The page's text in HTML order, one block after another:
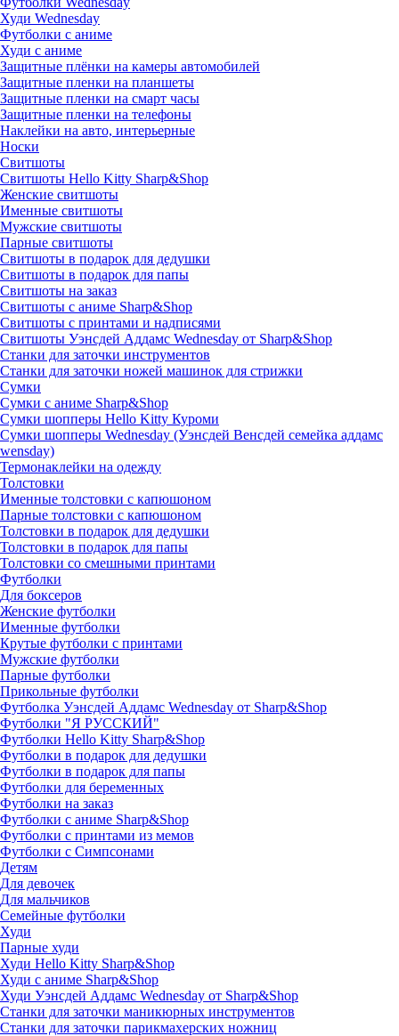
Худи Wednesday
Футболки с аниме
Худи с аниме
Защитные плёнки на камеры автомобилей
Защитные пленки на планшеты
Защитные пленки на смарт часы
Защитные пленки на телефоны
Наклейки на авто, интерьерные
Носки
Свитшоты
Cвитшоты Hello Kitty Sharp&Shop
Женские свитшоты
Именные свитшоты
Мужские свитшоты
Парные свитшоты
Свитшоты в подарок для дедушки
Свитшоты в подарок для папы
Свитшоты на заказ
Свитшоты с аниме Sharp&Shop
Свитшоты с принтами и надписями
Свитшоты Уэнсдей Аддамс Wednesday от Sharp&Shop
Станки для заточки инструментов
Станки для заточки ножей машинок для стрижки
Сумки
Сумки с аниме Sharp&Shop
Сумки шопперы Hello Kitty Куроми
Сумки шопперы Wednesday (Уэнсдей Венсдей семейка аддамс
wensday)
Термонаклейки на одежду
Толстовки
Именные толстовки с капюшоном
Парные толстовки с капюшоном
Толстовки в подарок для дедушки
Толстовки в подарок для папы
Толстовки со смешными принтами
Футболки
Для боксеров
Женские футболки
Именные футболки
Крутые футболки с принтами
Мужские футболки
Парные футболки
Прикольные футболки
Футболка Уэнсдей Аддамс Wednesday от Sharp&Shop
Футболки "Я РУССКИЙ"
Футболки Hello Kitty Sharp&Shop
Футболки в подарок для дедушки
Футболки в подарок для папы
Футболки для беременных
Футболки на заказ
Футболки с аниме Sharp&Shop
Футболки с принтами из мемов
Футболки с Симпсонами
Детям
Для девочек
Для мальчиков
Семейные футболки
Худи
Парные худи
Худи Hello Kitty Sharp&Shop
Худи с аниме Sharp&Shop
Худи Уэнсдей Аддамс Wednesday от Sharp&Shop
Станки для заточки маникюрных инструментов
Станки для заточки парикмахерских ножниц